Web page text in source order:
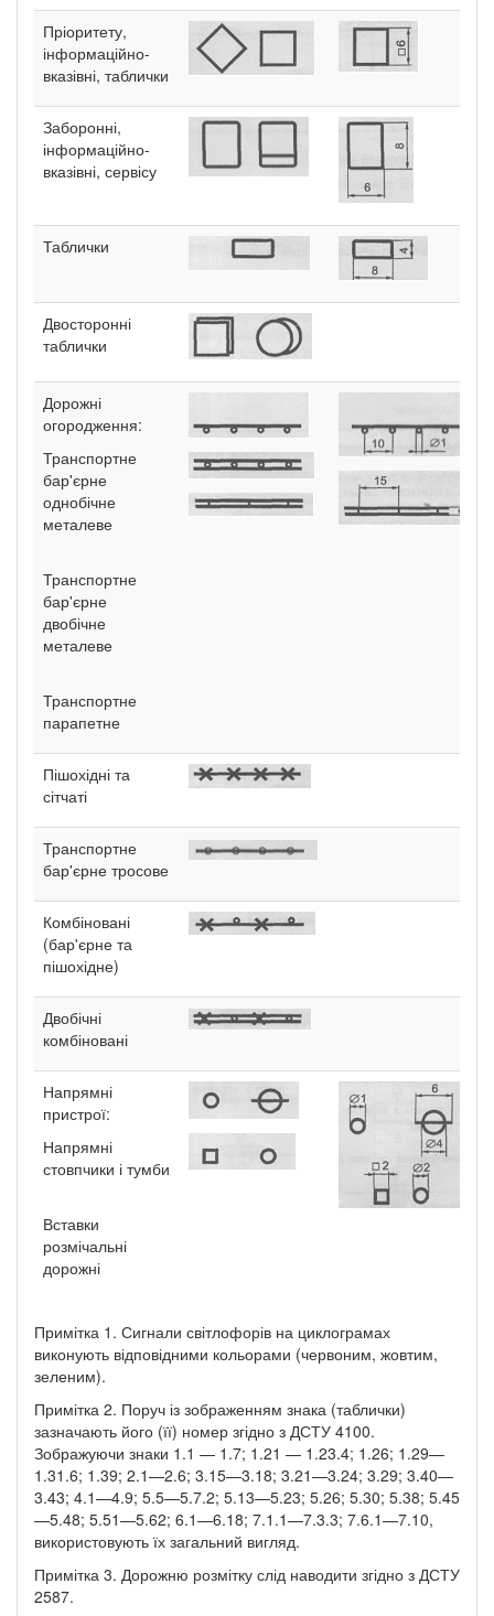
Пріоритету,
інформаційно-
вказівні, таблички
Заборонні,
інформаційно-
вказівні, сервісу
Таблички
Двосторонні
таблички
Дорожні
огородження:
Транспортне
бар'єрне
однобічне
металеве
Транспортне
бар'єрне
двобічне
металеве
Транспортне
парапетне
Пішохідні та
сітчаті
Транспортне
бар'єрне тросове
Комбіновані
(бар'єрне та
пішохідне)
Двобічні
комбіновані
Напрямні
пристрої:
Напрямні
стовпчики і тумби
Вставки
розмічальні
дорожні
Примітка 1. Сигнали світлофорів на циклограмах
виконують відповідними кольорами (червоним, жовтим,
зеленим).
Примітка 2. Поруч із зображенням знака (таблички)
зазначають його (її) номер згідно з ДСТУ 4100.
Зображуючи знаки 1.1 — 1.7; 1.21 — 1.23.4; 1.26; 1.29—
1.31.6; 1.39; 2.1—2.6; 3.15—3.18; 3.21—3.24; 3.29; 3.40—
3.43; 4.1—4.9; 5.5—5.7.2; 5.13—5.23; 5.26; 5.30; 5.38; 5.45
—5.48; 5.51—5.62; 6.1—6.18; 7.1.1—7.3.3; 7.6.1—7.10,
використовують їх загальний вигляд.
Примітка 3. Дорожню розмітку слід наводити згідно з ДСТУ
2587.